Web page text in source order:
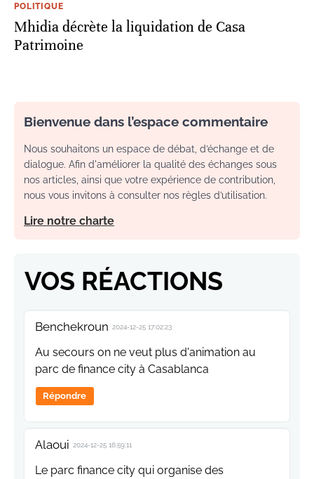
POLITIQUE
Mhidia décrète la liquidation de Casa
Patrimoine
Bienvenue dans l’espace commentaire
Nous souhaitons un espace de débat, d’échange et de
dialogue. Afin d'améliorer la qualité des échanges sous
nos articles, ainsi que votre expérience de contribution,
nous vous invitons à consulter nos règles d’utilisation.
Lire notre charte
VOS RÉACTIONS
Benchekroun 2024-12-25 17:02:23
Au secours on ne veut plus d'animation au
parc de finance city à Casablanca
Répondre
Alaoui 2024-12-25 16:59:11
Le parc finance city qui organise des